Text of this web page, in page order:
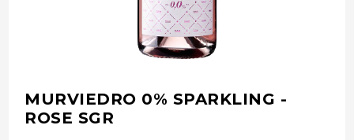
MURVIEDRO 0% SPARKLING -
ROSE SGR